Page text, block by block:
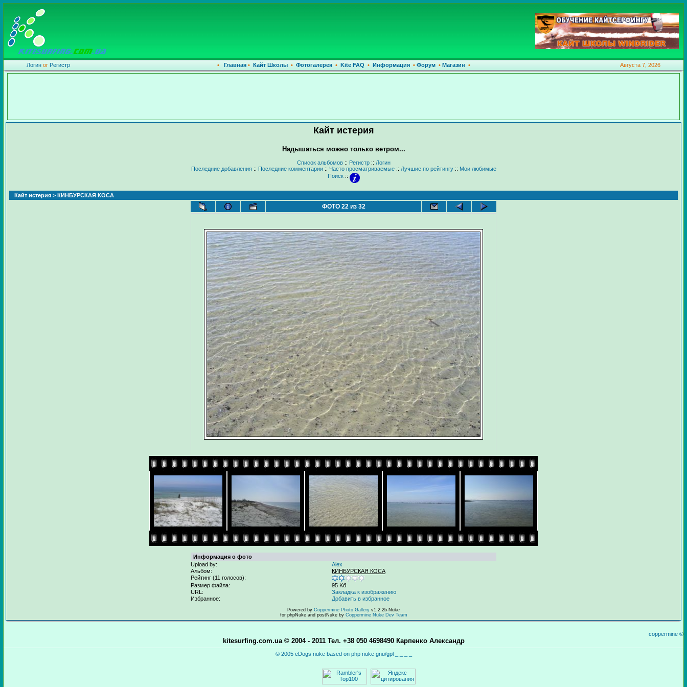
Логин or Регистр • Главная• Кайт Школы • Фотогалерея• Kite FAQ • Информация•Форум•Магазин • Августа 7, 2026
Кайт истерия
Надышаться можно только ветром...
Список альбомов:: Регистр:: Логин
Последние добавления:: Последние комментарии:: Часто просматриваемые:: Лучшие по рейтингу:: Мои любимые
Поиск::
Кайт истерия > КИНБУРСКАЯ КОСА
ФОТО 22 из 32
Информация о фото
Upload by:
Alex
Альбом:
КИНБУРСКАЯ КОСА
Рейтинг (11 голосов):
Размер файла:
95 Kб
URL:
Закладка к изображению
Избранное:
Добавить в избранное
Powered by Coppermine Photo Gallery v1.2.2b-Nuke
for phpNuke and postNuke by Coppermine Nuke Dev Team
coppermine ©
kitesurfing.com.ua © 2004 - 2011 Тел. +38 050 4698490 Карпенко Александр
© 2005 eDogs nuke based on php nuke gnu/gpl _ _ _ _